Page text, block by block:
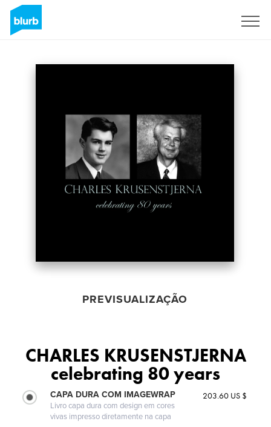
PREVISUALIZAÇÃO
CHARLES KRUSENSTJERNA
celebrating 80 years
CAPA DURA COM IMAGEWRAP
Livro capa dura com design em cores
vivas impresso diretamente na capa
203.60 US $